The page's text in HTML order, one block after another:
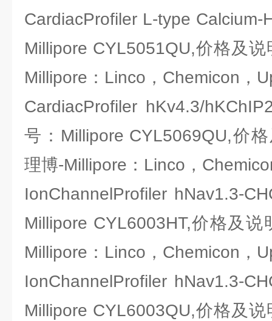
CardiacProfiler L-type
Millipore CYL5051QU,价格及
Millipore：Linco，Chemicon，
CardiacProfiler hKv4.3/
号：Millipore CYL5069QU,价
理博-Millipore：Linco，
IonChannelProfiler hNav1.3-
Millipore CYL6003HT,价格及
Millipore：Linco，Chemicon，
IonChannelProfiler hNav1.3-
Millipore CYL6003QU,价格及